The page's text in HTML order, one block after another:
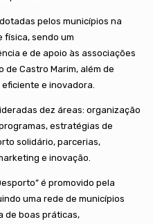
pelos municípios na
física, sendo um
e de apoio às associações
Castro Marim, além de
e inovadora.
dez áreas: organização
estratégias de
solidário, parcerias,
e inovação.
é promovido pela
uma rede de municípios
de boas práticas,